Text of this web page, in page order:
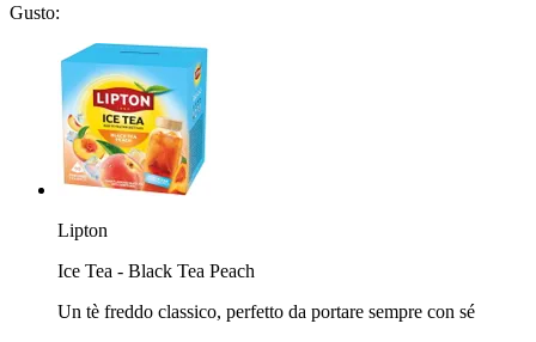
Gusto:
Lipton
Ice Tea - Black Tea Peach
Un tè freddo classico, perfetto da portare sempre con sé